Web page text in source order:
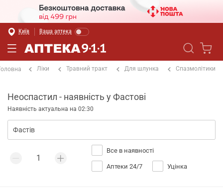
Київ Ваша аптека
Ліки Травний тракт Для шлунка Спазмолітики
Неоспастил - наявність у Фастові
Наявність актуальна на 02:30
Все в наявності
Аптеки 24/7 Уцінка